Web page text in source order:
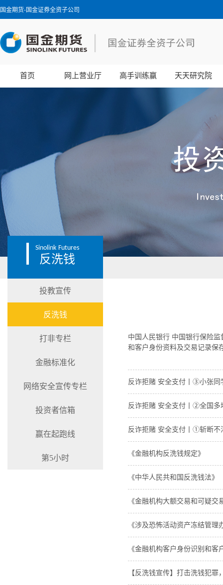
国金期货-国金证券全资子公司
首页 网上营业厅 高手训练赢 天天研究院
Sinolink Futures
反洗钱
投教宣传
反洗钱
打非专栏
金融标准化
网络安全宣传专栏
投资者信箱
赢在起跑线
第5小时
中国人民银行 中国银行保险
和客户身份资料及交易记录保
反诈拒赌 安全支付丨③小张同
反诈拒赌 安全支付丨②全国多
反诈拒赌 安全支付丨①斩断不
《金融机构反洗钱规定》
《中华人民共和国反洗钱法》
《金融机构大额交易和可疑交
《涉及恐怖活动资产冻结管理
《金融机构客户身份识别和
【反洗钱宣传】打击洗钱犯罪